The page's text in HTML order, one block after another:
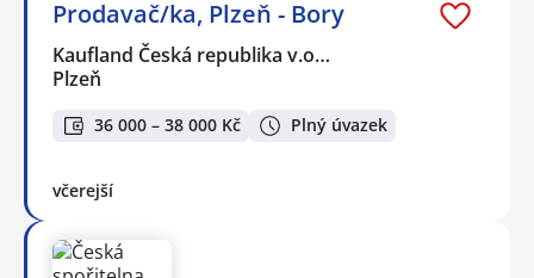
Prodavač/ka, Plzeň - Bory
Kaufland Česká republika v.o…
Plzeň
36 000 – 38 000 Kč Plný úvazek
včerejší